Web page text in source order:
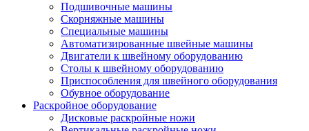
Подшивочные машины
Скорняжные машины
Специальные машины
Автоматизированные швейные машины
Двигатели к швейному оборудованию
Столы к швейному оборудованию
Приспособления для швейного оборудования
Обувное оборудование
Раскройное оборудование
Дисковые раскройные ножи